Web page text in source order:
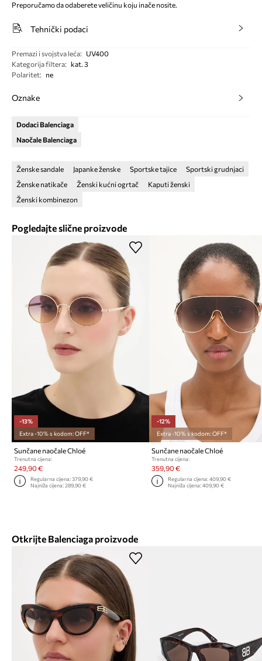
Preporučamo da odaberete veličinu koju inače nosite.
Tehnički podaci
Premazi i svojstva leća:
UV400
Kategorija filtera:
kat. 3
Polaritet: ne
Oznake
Dodaci Balenciaga
Naočale Balenciaga
Ženske sandale Japanke ženske Sportske tajice
Sportski grudnjaci
Ženske natikače
Ženski kućni ogrtač
Kaputi ženski
Ženski kombinezon
Pogledajte slične proizvode
-13%
Extra -10% s kodom: OFF*
Sunčane naočale Chloé
Trenutna cijena:
249,90 €
Regularna cijena:379,90 €
Najniža cijena:289,90 €
-12%
Extra -10% s kodom: OFF*
Sunčane naočale Chloé
Trenutna cijena:
359,90 €
Regularna cijena: 409,90 €
Najniža cijena: 409,90 €
Otkrijte Balenciaga proizvode